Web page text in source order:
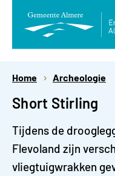
naar
paginainhoud
Home Archeologie
Short Stirling
Tijdens de
Flevoland zijn
vliegtuigwrakken